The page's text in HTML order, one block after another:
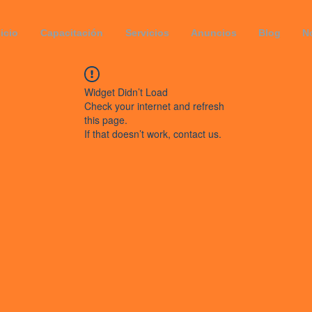
Capacitación Servicios Anuncios Blog
Widget Didn’t Load
Check your internet and refresh
this page.
If that doesn’t work, contact us.